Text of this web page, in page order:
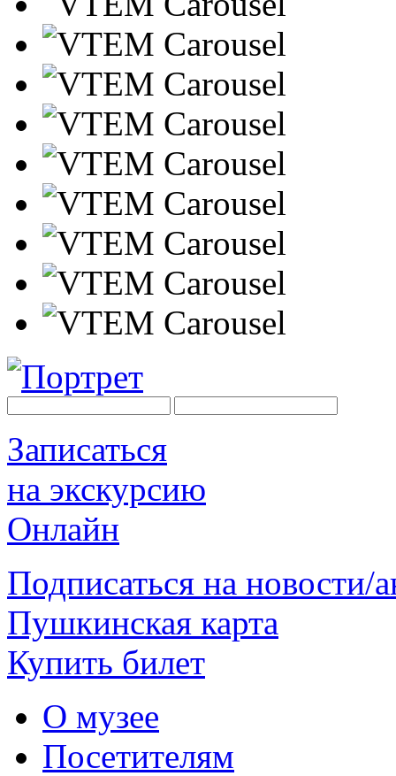
Записаться
на экскурсию
Онлайн
Подписаться на новости/
Пушкинская карта
Купить билет
О музее
Посетителям